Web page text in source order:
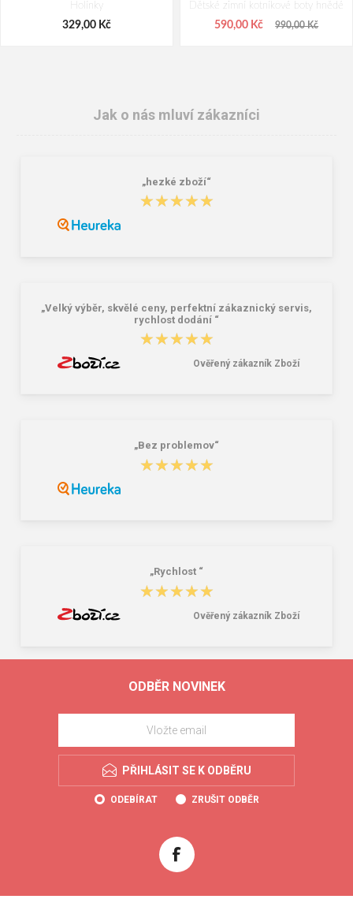
Holínky
329,00 Kč
Dětské zimní kotníkové boty hnědé
590,00 Kč 990,00 Kč
Jak o nás mluví zákazníci
„hezké zboží“
★★★★★
★★★★★
„Velký výběr, skvělé ceny, perfektní zákaznický servis,
rychlost dodání “
★★★★★
★★★★★
Ověřený zákazník Zboží
„Bez problemov“
★★★★★
★★★★★
„Rychlost “
★★★★★
★★★★★
Ověřený zákazník Zboží
ODBĚR NOVINEK
PŘIHLÁSIT SE K ODBĚRU
ODEBÍRAT ZRUŠIT ODBĚR